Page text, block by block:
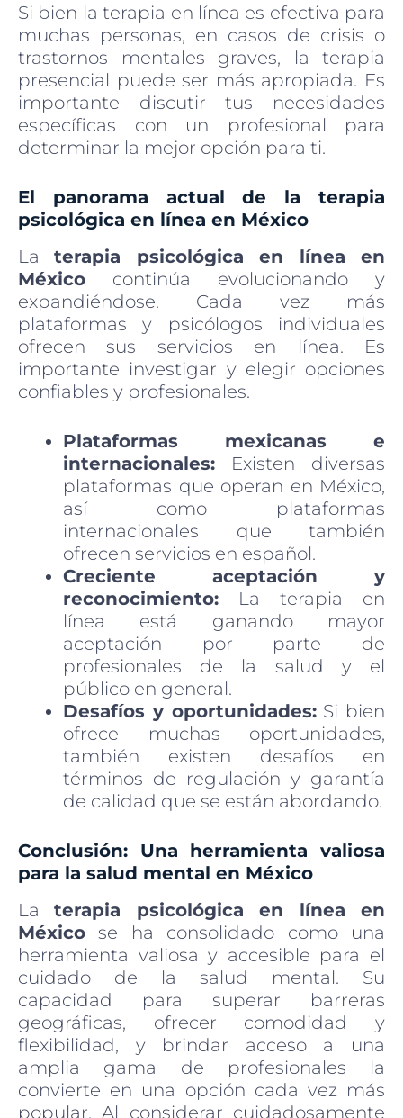
Si bien la terapia en línea es efectiva para
muchas personas, en casos de crisis o
trastornos mentales graves, la terapia
presencial puede ser más apropiada. Es
importante discutir tus necesidades
específicas con un profesional para
determinar la mejor opción para ti.
El panorama actual de la terapia
psicológica en línea en México
Laterapia psicológica en línea en
México continúa evolucionando y
expandiéndose. Cada vez más
plataformas y psicólogos individuales
ofrecen sus servicios en línea. Es
importante investigar y elegir opciones
confiables y profesionales.
Plataformas mexicanas e
internacionales: Existen diversas
plataformas que operan en México,
así como plataformas
internacionales que también
ofrecen servicios en español.
Creciente aceptación y
reconocimiento: La terapia en
línea está ganando mayor
aceptación por parte de
profesionales de la salud y el
público en general.
Desafíos y oportunidades:Si bien
ofrece muchas oportunidades,
también existen desafíos en
términos de regulación y garantía
de calidad que se están abordando.
Conclusión: Una herramienta valiosa
para la salud mental en México
Laterapia psicológica en línea en
México se ha consolidado como una
herramienta valiosa y accesible para el
cuidado de la salud mental. Su
capacidad para superar barreras
geográficas, ofrecer comodidad y
flexibilidad, y brindar acceso a una
amplia gama de profesionales la
convierte en una opción cada vez más
popular. Al considerar cuidadosamente